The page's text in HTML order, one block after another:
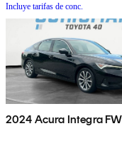
Incluye tarifas de conc.
2024 Acura Integra